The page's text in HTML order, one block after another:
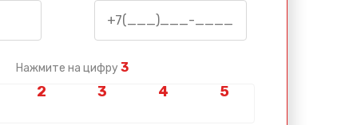
Нажмите на цифру 3